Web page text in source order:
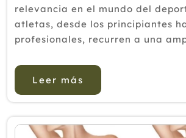
relevancia en el mundo del
atletas, desde los principiantes
profesionales, recurren a una
recuperación y salud en general.
exploraremos el tipo de suple...
Leer más